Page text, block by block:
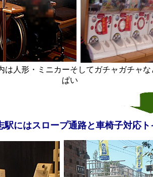
は人形・ミニカーそしてガチャガチャ
ぱい
駅にはスロープ通路と車椅子対応